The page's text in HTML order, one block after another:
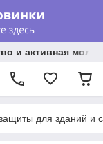
и активная
для зданий и